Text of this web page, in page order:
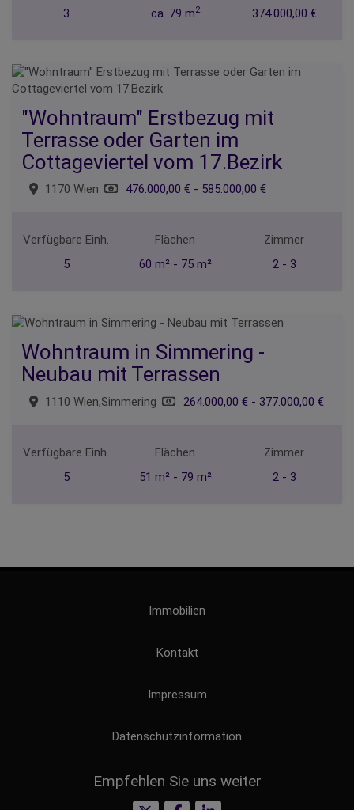
3
ca. 79 m2
374.000,00 €
"Wohntraum" Erstbezug mit
Terrasse oder Garten im
Cottageviertel vom 17.Bezirk
1170 Wien 476.000,00 € - 585.000,00 €
Verfügbare Einh.
5
Flächen
60 m² - 75 m²
Zimmer
2 - 3
Wohntraum in Simmering -
Neubau mit Terrassen
1110 Wien,Simmering 264.000,00 € - 377.000,00 €
Verfügbare Einh.
5
Flächen
51 m² - 79 m²
Zimmer
2 - 3
Immobilien
Kontakt
Impressum
Datenschutzinformation
Empfehlen Sie uns weiter